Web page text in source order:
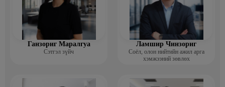
Ганзориг Маралгуа
Сэтгэл зүйч
Ламшир Чинзориг
Соёл, олон нийтийн ажил арга
хэмжээний зөвлөх